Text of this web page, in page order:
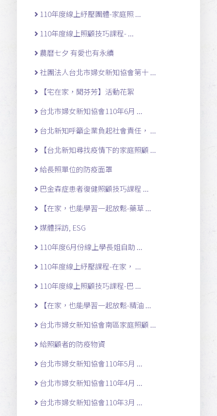
110年度線上紓壓團體-家庭照 ...
110年度線上照顧技巧課程- ...
農曆七夕 有愛也有永續
社團法人台北市婦女新知協會第十 ...
【宅在家，聞芬芳】活動花絮
台北市婦女新知協會110年6月 ...
台北新知呼籲企業負起社會責任， ...
【台北新知尋找疫情下的家庭照顧 ...
給長照單位的防疫面罩
巴金森症患者復健照顧技巧課程 ...
【在家，也能學習一起放鬆-藥草 ...
媒體採訪, ESG
110年度6月份線上學長姐自助 ...
110年度線上紓壓課程-在家， ...
110年度線上照顧技巧課程-巴 ...
【在家，也能學習一起放鬆-精油 ...
台北市婦女新知協會南區家庭照顧 ...
給照顧者的防疫物資
台北市婦女新知協會110年5月 ...
台北市婦女新知協會110年4月 ...
台北市婦女新知協會110年3月 ...